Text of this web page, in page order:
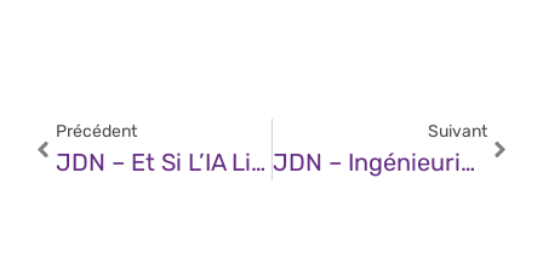
Précédent
JDN – Et Si L’IA Libérait Enfin Tout Le Potentiel Des Développeurs ?
Suivant
JDN – Ingénieurie De Plateforme : Pourquoi L’IA Ne Remplacera Jamais L’humain ?